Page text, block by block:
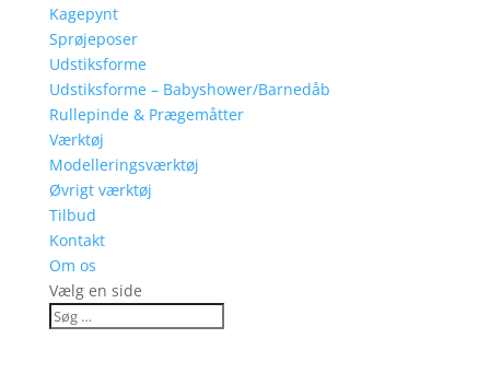
Kagepynt
Sprøjeposer
Udstiksforme
Udstiksforme – Babyshower/Barnedåb
Rullepinde & Prægemåtter
Værktøj
Modelleringsværktøj
Øvrigt værktøj
Tilbud
Kontakt
Om os
Vælg en side